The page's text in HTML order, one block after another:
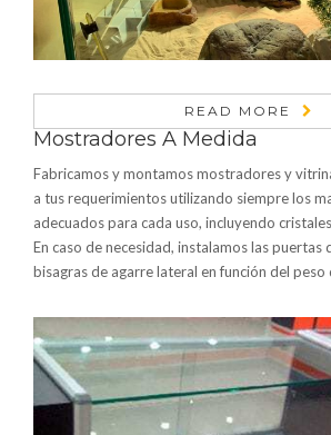
READ MORE
Mostradores A Medida
Fabricamos y montamos mostradores y
a tus requerimientos utilizando siempre los
adecuados para cada uso, incluyendo
En caso de necesidad, instalamos las puertas
bisagras de agarre lateral en función del peso